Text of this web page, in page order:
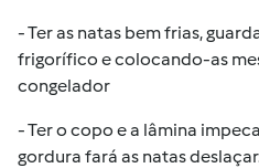
- Ter as natas bem frias,
frigorífico e colocando-as
congelador
- Ter o copo e a lâmina
gordura fará as natas